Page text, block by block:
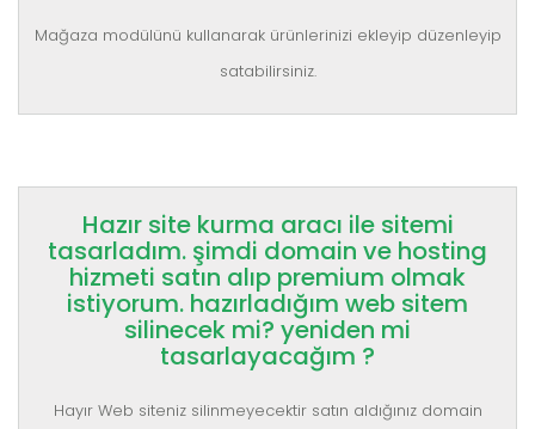
Mağaza modülünü kullanarak ürünlerinizi ekleyip düzenleyip
satabilirsiniz.
Hazır site kurma aracı ile sitemi
tasarladım. şimdi domain ve hosting
hizmeti satın alıp premium olmak
istiyorum. hazırladığım web sitem
silinecek mi? yeniden mi
tasarlayacağım ?
Hayır Web siteniz silinmeyecektir satın aldığınız domain